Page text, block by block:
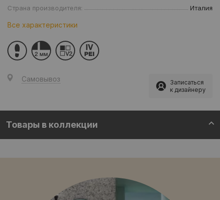
Страна производителя: Италия
Все характеристики
Самовывоз
Записаться
к дизайнеру
Товары в коллекции